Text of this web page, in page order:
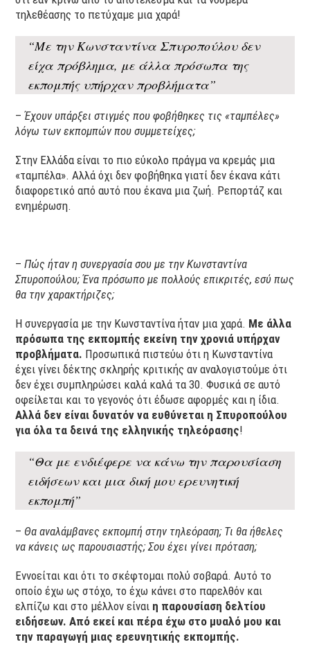
τηλεθέασης το πετύχαμε μια χαρά!
“Με την Κωνσταντίνα Σπυροπούλου δεν
είχα πρόβλημα, με άλλα πρόσωπα της
εκπομπής υπήρχαν προβλήματα”
–Έχουν υπάρξει στιγμές που φοβήθηκες τις «ταμπέλες»
λόγω των εκπομπών που συμμετείχες;
Στην Ελλάδα είναι το πιο εύκολο πράγμα να κρεμάς μια
«ταμπέλα». Αλλά όχι δεν φοβήθηκα γιατί δεν έκανα κάτι
διαφορετικό από αυτό που έκανα μια ζωή. Ρεπορτάζ και
ενημέρωση.
–Πώς ήταν η συνεργασία σου με την Κωνσταντίνα
Σπυροπούλου; Ένα πρόσωπο με πολλούς επικριτές, εσύ πως
θα την χαρακτήριζες;
Η συνεργασία με την Κωνσταντίνα ήταν μια χαρά. Με άλλα
πρόσωπα της εκπομπής εκείνη την χρονιά υπήρχαν
προβλήματα. Προσωπικά πιστεύω ότι η Κωνσταντίνα
έχει γίνει δέκτης σκληρής κριτικής αν αναλογιστούμε ότι
δεν έχει συμπληρώσει καλά καλά τα 30. Φυσικά σε αυτό
οφείλεται και το γεγονός ότι έδωσε αφορμές και η ίδια.
Αλλά δεν είναι δυνατόν να ευθύνεται η Σπυροπούλου
για όλα τα δεινά της ελληνικής τηλεόρασης!
“Θα με ενδιέφερε να κάνω την παρουσίαση
ειδήσεων και μια δική μου ερευνητική
εκπομπή”
– Θα αναλάμβανες εκπομπή στην τηλεόραση; Τι θα ήθελες
να κάνεις ως παρουσιαστής; Σου έχει γίνει πρόταση;
Εννοείται και ότι το σκέφτομαι πολύ σοβαρά. Αυτό το
οποίο έχω ως στόχο, το έχω κάνει στο παρελθόν και
ελπίζω και στο μέλλον είναι η παρουσίαση δελτίου
ειδήσεων. Από εκεί και πέρα έχω στο μυαλό μου και
την παραγωγή μιας ερευνητικής εκπομπής.